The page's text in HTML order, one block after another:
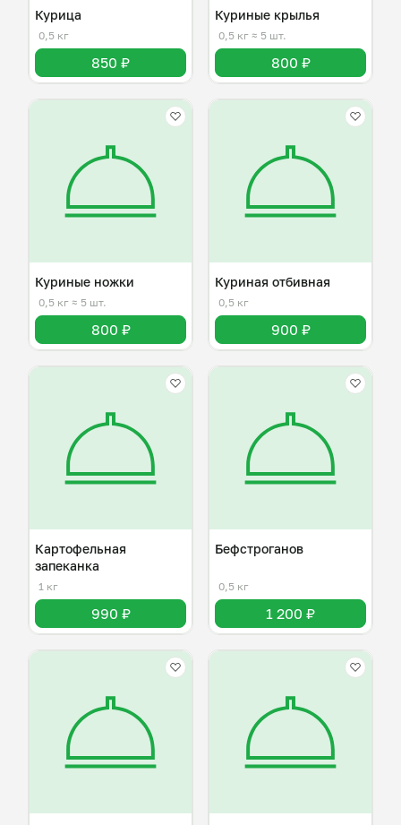
Курица
0,5 кг
850 ₽
Куриные крылья
0,5 кг ≈ 5 шт.
800 ₽
Куриные ножки
0,5 кг ≈ 5 шт.
800 ₽
Куриная отбивная
0,5 кг
900 ₽
Картофельная
запеканка
1 кг
990 ₽
Бефстроганов
0,5 кг
1 200 ₽